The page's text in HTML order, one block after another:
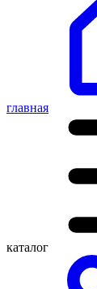
главная
каталог